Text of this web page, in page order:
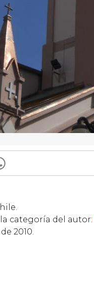
categoría del autor:
2010.